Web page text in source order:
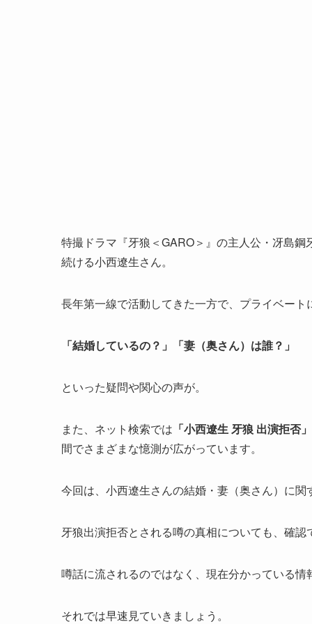
特撮ドラマ『牙狼＜GARO＞』の主人公・冴島
続ける小西遼生さん。
長年第一線で活動してきた一方で、プライベー
「結婚しているの？」「妻（奥さん）は誰？」
といった疑問や関心の声が。
また、ネット検索では 「小西遼生 牙狼 出演拒否」
間でさまざまな憶測が広がっています。
今回は、小西遼生さんの結婚・妻（奥さん）に
牙狼出演拒否とされる噂の真相についても、確
噂話に流されるのではなく、現在分かっている
それでは早速見ていきましょう。